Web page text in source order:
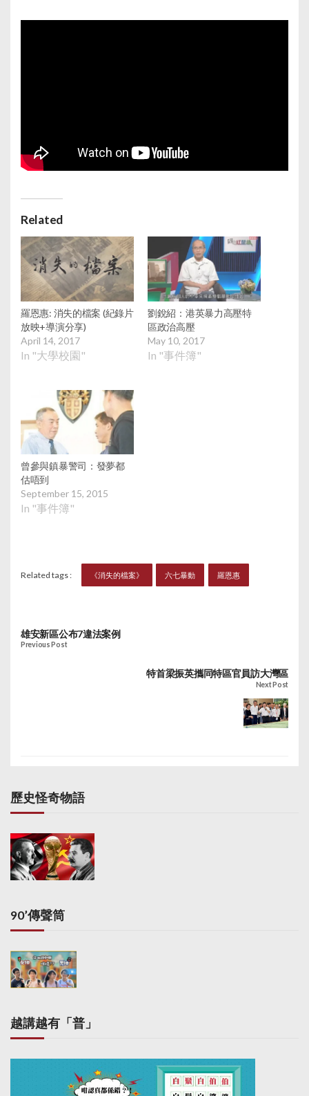
Related
羅恩惠: 消失的檔案 (紀錄片
放映+導演分享)
April 14, 2017
In "大學校園"
劉銳紹：港英暴力高壓特
區政治高壓
May 10, 2017
In "事件簿"
曾參與鎮暴警司：發夢都
估唔到
September 15, 2015
In "事件簿"
Related tags : 《消失的檔案》 六七暴動 羅恩惠
雄安新區公布7違法案例
Previous Post
特首梁振英攜同特區官員訪大灣區
Next Post
歷史怪奇物語
90’傳聲筒
越講越有「普」